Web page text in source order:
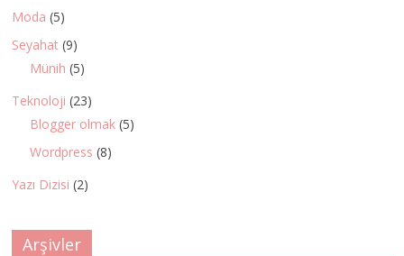
Moda (5)
Seyahat (9)
Münih (5)
Teknoloji (23)
Blogger olmak (5)
Wordpress (8)
Yazı Dizisi (2)
Arşivler